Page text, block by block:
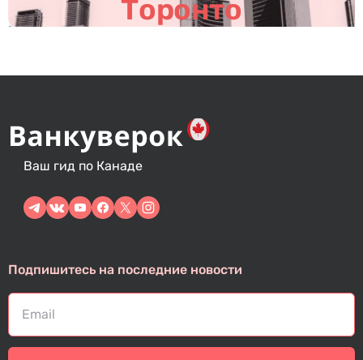
Торонто
Ваш гид по Канаде
Подпишитесь на последние новости